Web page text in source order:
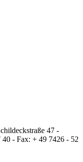
47 -
- Fax: + 49 7426 - 52